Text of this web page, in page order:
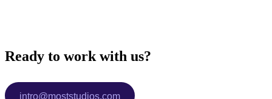
Ready to work with us?